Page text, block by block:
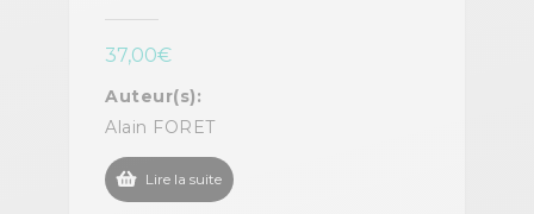
37,00€
Auteur(s):
Alain FORET
Lire la suite